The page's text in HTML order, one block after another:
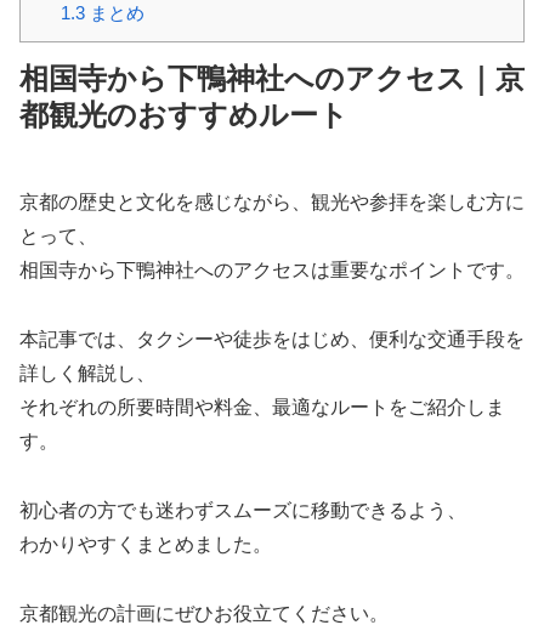
1.3まとめ
相国寺から下鴨神社へのアクセス｜京
都観光のおすすめルート
京都の歴史と文化を感じながら、観光や参拝を楽しむ方に
とって、
相国寺から下鴨神社へのアクセスは重要なポイントです。
本記事では、タクシーや徒歩をはじめ、便利な交通手段を
詳しく解説し、
それぞれの所要時間や料金、最適なルートをご紹介しま
す。
初心者の方でも迷わずスムーズに移動できるよう、
わかりやすくまとめました。
京都観光の計画にぜひお役立てください。